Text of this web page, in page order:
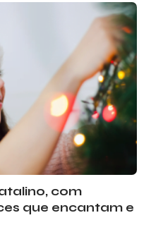
com
que encantam e